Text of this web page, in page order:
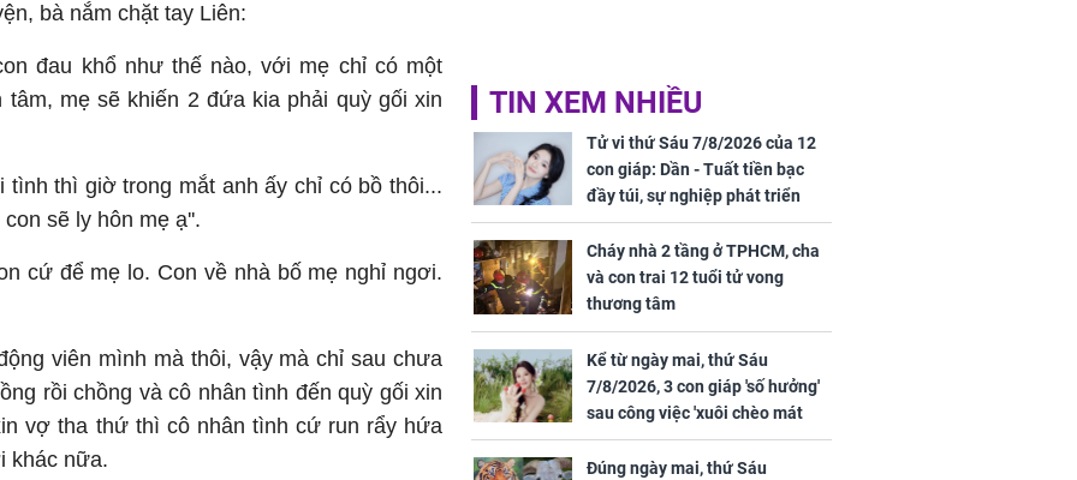
bà nắm chặt tay Liên:
đau khổ như thế nào, với mẹ chỉ có một
mẹ sẽ khiến 2 đứa kia phải quỳ gối xin
tình thì giờ trong mắt anh ấy chỉ có bồ thôi...
sẽ ly hôn mẹ ạ''.
cứ để mẹ lo. Con về nhà bố mẹ nghỉ ngơi.
viên mình mà thôi, vậy mà chỉ sau chưa
rồi chồng và cô nhân tình đến quỳ gối xin
vợ tha thứ thì cô nhân tình cứ run rẩy hứa
khác nữa.
TIN XEM NHIỀU
Tử vi thứ Sáu 7/8/2026 của 12
con giáp: Dần - Tuất tiền bạc
đầy túi, sự nghiệp phát triển
hưng thịnh, Mão - Thân tài lộc
ảm đạm, mọi sự khó thành công
mỹ mãn
Cháy nhà 2 tầng ở TPHCM, cha
và con trai 12 tuổi tử vong
thương tâm
Kể từ ngày mai, thứ Sáu
7/8/2026, 3 con giáp 'số hưởng'
sau công việc 'xuôi chèo mát
mái', tiền tài 'thu về như nước',
tình duyên viên mãn
Đúng ngày mai, thứ Sáu